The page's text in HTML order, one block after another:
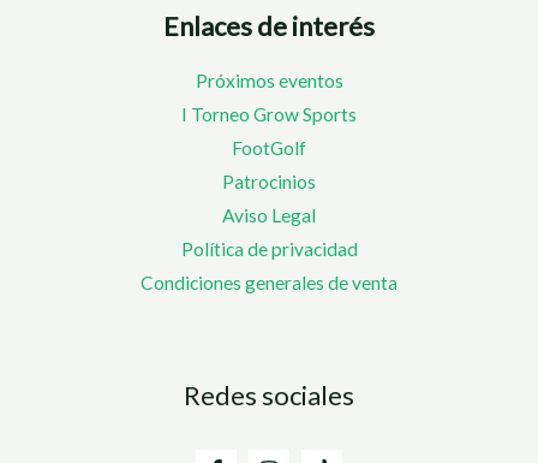
Enlaces de interés
Próximos eventos
I Torneo Grow Sports
FootGolf
Patrocinios
Aviso Legal
Política de privacidad
Condiciones generales de venta
Redes sociales